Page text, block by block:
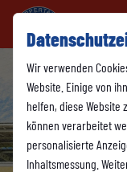
Wir verwenden
Website. Einige von
helfen, diese Website
können verarbeitet
personalisierte
Inhaltsmessung.